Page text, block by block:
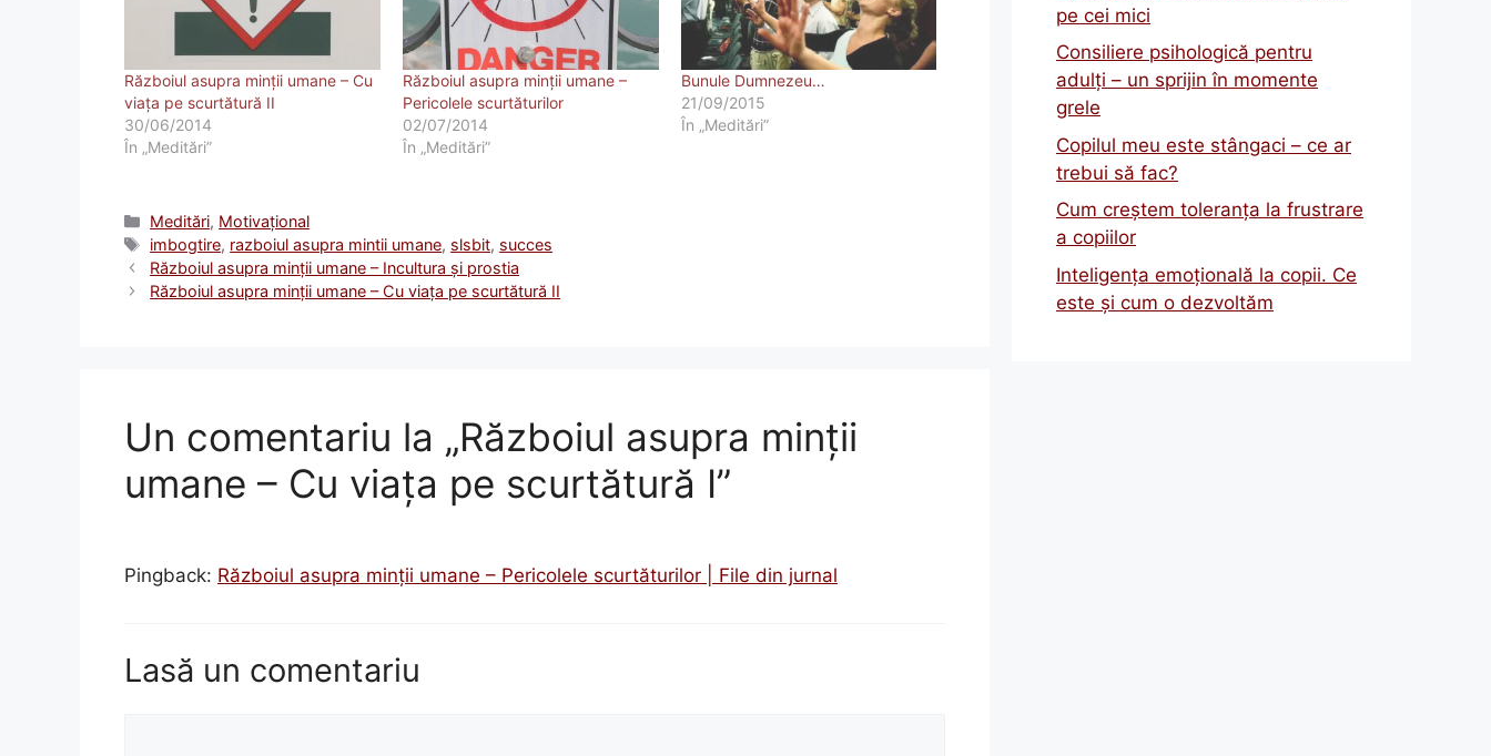
Războiul asupra minții umane – Cu
viaţa pe scurtătură II
30/06/2014
În „Meditări”
Războiul asupra minții umane –
Pericolele scurtăturilor
02/07/2014
În „Meditări”
Bunule Dumnezeu…
21/09/2015
În „Meditări”
Categorii
Meditări, Motivațional
Etichete
imbogtire, razboiul asupra mintii umane, slsbit, succes
Războiul asupra minţii umane – Incultura şi prostia
Războiul asupra minții umane – Cu viaţa pe scurtătură II
Un comentariu la „Războiul asupra minții
umane – Cu viaţa pe scurtătură I”
Pingback: Războiul asupra minții umane – Pericolele scurtăturilor | File din jurnal
Lasă un comentariu
pe cei mici
Consiliere psihologică pentru
adulți – un sprijin în momente
grele
Copilul meu este stângaci – ce ar
trebui să fac?
Cum creștem toleranța la frustrare
a copiilor
Inteligența emoțională la copii. Ce
este și cum o dezvoltăm